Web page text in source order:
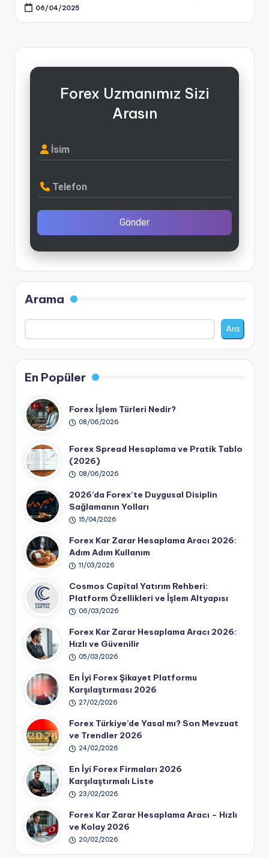
06/04/2025
Forex Uzmanımız Sizi
Arasın
İsim
Telefon
Gönder
Arama
Ara
En Popüler
Forex İşlem Türleri Nedir?
08/06/2026
Forex Spread Hesaplama ve Pratik Tablo
(2026)
08/06/2026
2026’da Forex’te Duygusal Disiplin
Sağlamanın Yolları
15/04/2026
Forex Kar Zarar Hesaplama Aracı 2026:
Adım Adım Kullanım
11/03/2026
Cosmos Capital Yatırım Rehberi:
Platform Özellikleri ve İşlem Altyapısı
06/03/2026
Forex Kar Zarar Hesaplama Aracı 2026:
Hızlı ve Güvenilir
05/03/2026
En İyi Forex Şikayet Platformu
Karşılaştırması 2026
27/02/2026
Forex Türkiye’de Yasal mı? Son Mevzuat
ve Trendler 2026
24/02/2026
En İyi Forex Firmaları 2026
Karşılaştırmalı Liste
23/02/2026
Forex Kar Zarar Hesaplama Aracı – Hızlı
ve Kolay 2026
20/02/2026